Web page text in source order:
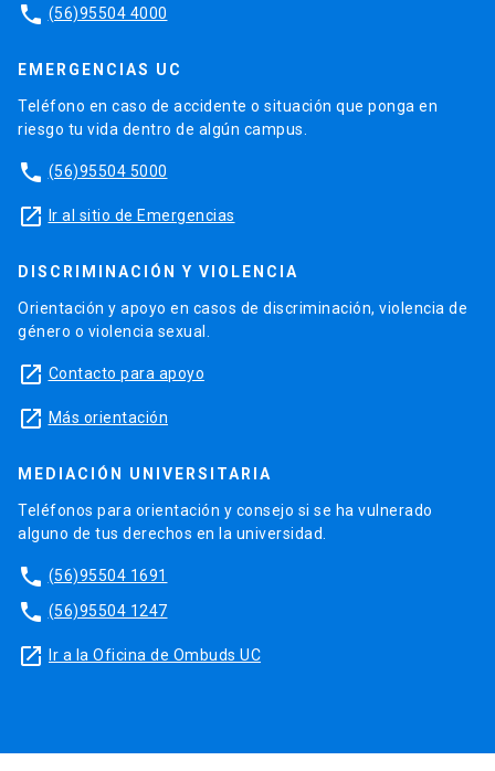
phone (56)95504 4000
EMERGENCIAS UC
Teléfono en caso de accidente o situación que ponga en
riesgo tu vida dentro de algún campus.
phone (56)95504 5000
launch Ir al sitio de Emergencias
DISCRIMINACIÓN Y VIOLENCIA
Orientación y apoyo en casos de discriminación, violencia de
género o violencia sexual.
launch Contacto para apoyo
launch Más orientación
MEDIACIÓN UNIVERSITARIA
Teléfonos para orientación y consejo si se ha vulnerado
alguno de tus derechos en la universidad.
phone (56)95504 1691
phone (56)95504 1247
launch Ir a la Oficina de Ombuds UC